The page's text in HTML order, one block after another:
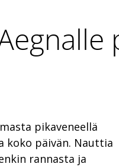
pikaveneellä
koko päivän. Nauttia
rannasta ja